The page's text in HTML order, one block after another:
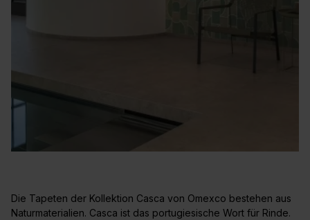
Die Tapeten der Kollektion Casca von Omexco bestehen aus
Naturmaterialien. Casca ist das portugiesische Wort für Rinde.